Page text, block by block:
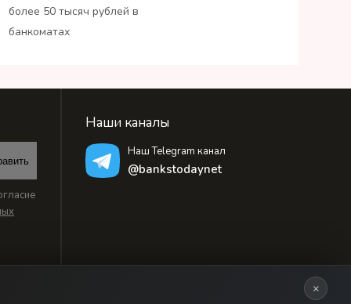
более 50 тысяч рублей в
банкоматах
Наши каналы
Наш Telegram канал
@bankstodaynet
×